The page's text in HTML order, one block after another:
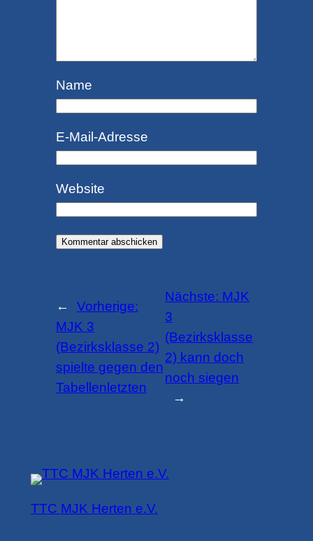
Name
E-Mail-Adresse
Website
←
Vorherige:
MJK 3
(Bezirksklasse 2)
spielte gegen den
Tabellenletzten
Nächste: MJK
3
(Bezirksklasse
2) kann doch
noch siegen
→
TTC MJK Herten e.V.